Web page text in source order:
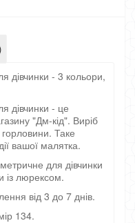
дівчинки - 3 кольори,
дівчинки - це
"Дм-кід". Виріб
горловини. Таке
вашої малятка.
для дівчинки
із люрексом.
від 3 до 7 днів.
134.